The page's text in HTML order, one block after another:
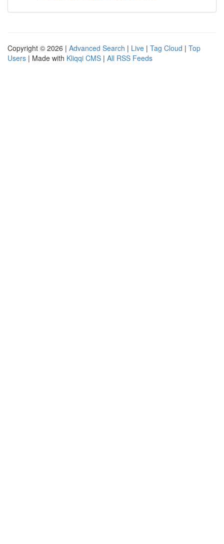
Copyright © 2026 | Advanced Search | Live | Tag Cloud | Top
Users | Made with Kliqqi CMS | All RSS Feeds